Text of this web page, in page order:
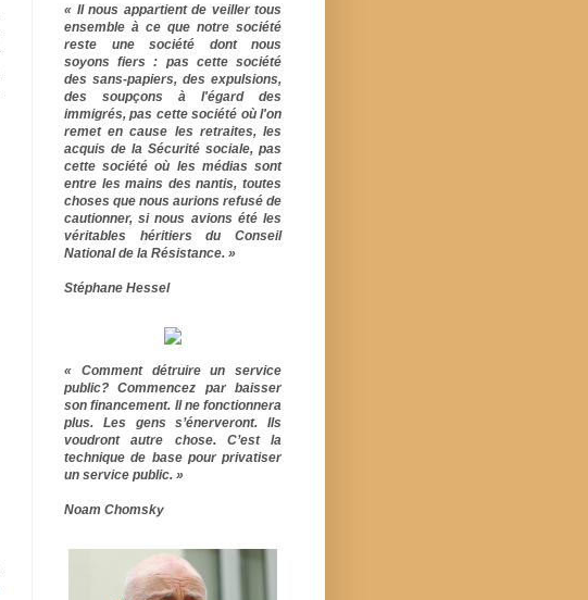
« Il nous appartient de veiller tous
ensemble à ce que notre société
reste une société dont nous
soyons fiers : pas cette société
des sans-papiers, des expulsions,
des soupçons à l'égard des
immigrés, pas cette société où l'on
remet en cause les retraites, les
acquis de la Sécurité sociale, pas
cette société où les médias sont
entre les mains des nantis, toutes
choses que nous aurions refusé de
cautionner, si nous avions été les
véritables héritiers du Conseil
National de la Résistance. »
Stéphane Hessel
« Comment détruire un service
public? Commencez par baisser
son financement. Il ne fonctionnera
plus. Les gens s’énerveront. Ils
voudront autre chose. C’est la
technique de base pour privatiser
un service public. »
Noam Chomsky